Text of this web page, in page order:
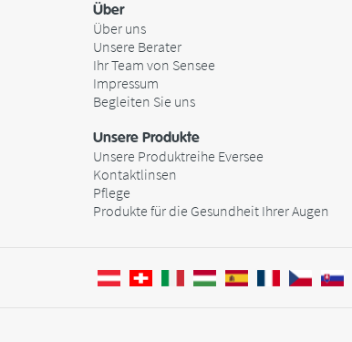
Über
Über uns
Unsere Berater
Ihr Team von Sensee
Impressum
Begleiten Sie uns
Unsere Produkte
Unsere Produktreihe Eversee
Kontaktlinsen
Pflege
Produkte für die Gesundheit Ihrer Augen